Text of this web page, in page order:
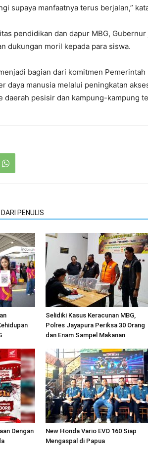
supaya manfaatnya terus berjalan,”
pendidikan dan dapur MBG,
dukungan moril kepada para siswa.
bagian dari komitmen
daya manusia melalui peningkatan
daerah pesisir dan kampung-kampung
DARI PENULIS
Selidiki Kasus Keracunan MBG,
Polres Jayapura Periksa 30 Orang
dan Enam Sampel Makanan
Dengan
New Honda Vario EVO 160 Siap
Mengaspal di Papua